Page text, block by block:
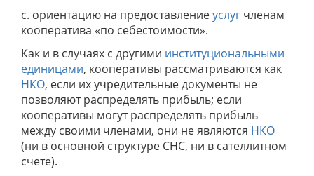
c. ориентацию на предоставлениеуслуг членам
кооператива «по себестоимости».
Как и в случаях с другими институциональными
единицами, кооперативы рассматриваются как
НКО, если их учредительные документы не
позволяют распределять прибыль; если
кооперативы могут распределять прибыль
между своими членами, они не являются НКО
(ни в основной структуре СНС, ни в сателлитном
счете).